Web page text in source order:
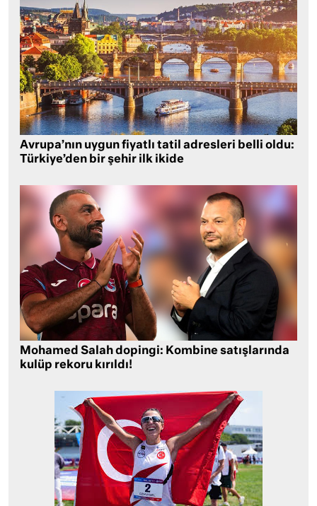
Avrupa’nın uygun fiyatlı tatil adresleri belli oldu:
Türkiye’den bir şehir ilk ikide
Mohamed Salah dopingi: Kombine satışlarında
kulüp rekoru kırıldı!